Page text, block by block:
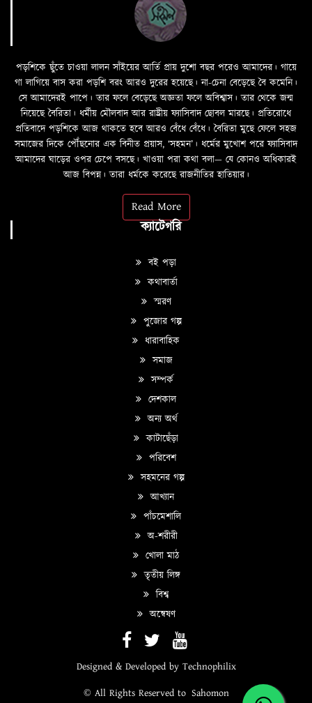
পড়শিকে ছুঁতে চাওয়া লালন সাঁইয়ের আর্তি প্রায় দুশো বছর পরেও আমাদের। গায়ে
গা লাগিয়ে বাস করা পড়শি বরং আরও দুরের হয়েছে। না-চেনা বেড়েছে বৈ কমেনি।
সে আমাদেরই পাপে। তার ফলে বেড়েছে অজ্ঞতা ফলে অবিশ্বাস। তার থেকে জন্ম
নিয়েছে বৈরিতা। ধর্মীয় মৌলবাদ আর রাষ্ট্রীয় ফ্যাসিবাদ ছোবল মারছে। প্রতিরোধে
প্রতিবাদে পড়শিকে আজ থাকতে হবে আরও বেঁধে বেঁধে। বৈরিতা মুছে ফেলে সহজ
সমাজের দিকে পৌঁছনোর এক বিনীত প্রয়াস, ‘সহমন’। ধর্মের মুখোশ পরে ফ্যাসিবাদ
আমাদের ঘাড়ের ওপর চেপে বসছে। খাওয়া পরা কথা বলা—­­ যে কোনও অধিকারই
আজ বিপন্ন। তারা ধর্মকে করেছে রাজনীতির হাতিয়ার।
Read More
ক্যাটেগরি
বই পড়া
কথাবার্তা
স্মরণ
পুজোর গল্প
ধারাবাহিক
সমাজ
সম্পর্ক
দেশকাল
অন্য অর্থ
কাটাছেঁড়া
পরিবেশ
সহমনের গল্প
আখ্যান
পাঁচমেশালি
অ-শরীরী
খোলা মাঠ
তৃতীয় লিঙ্গ
বিশ্ব
অন্বেষণ
Designed & Developed by Technophilix
© All Rights Reserved to Sahomon